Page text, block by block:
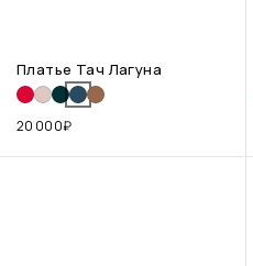
Платье Тач Лагуна
20 000₽